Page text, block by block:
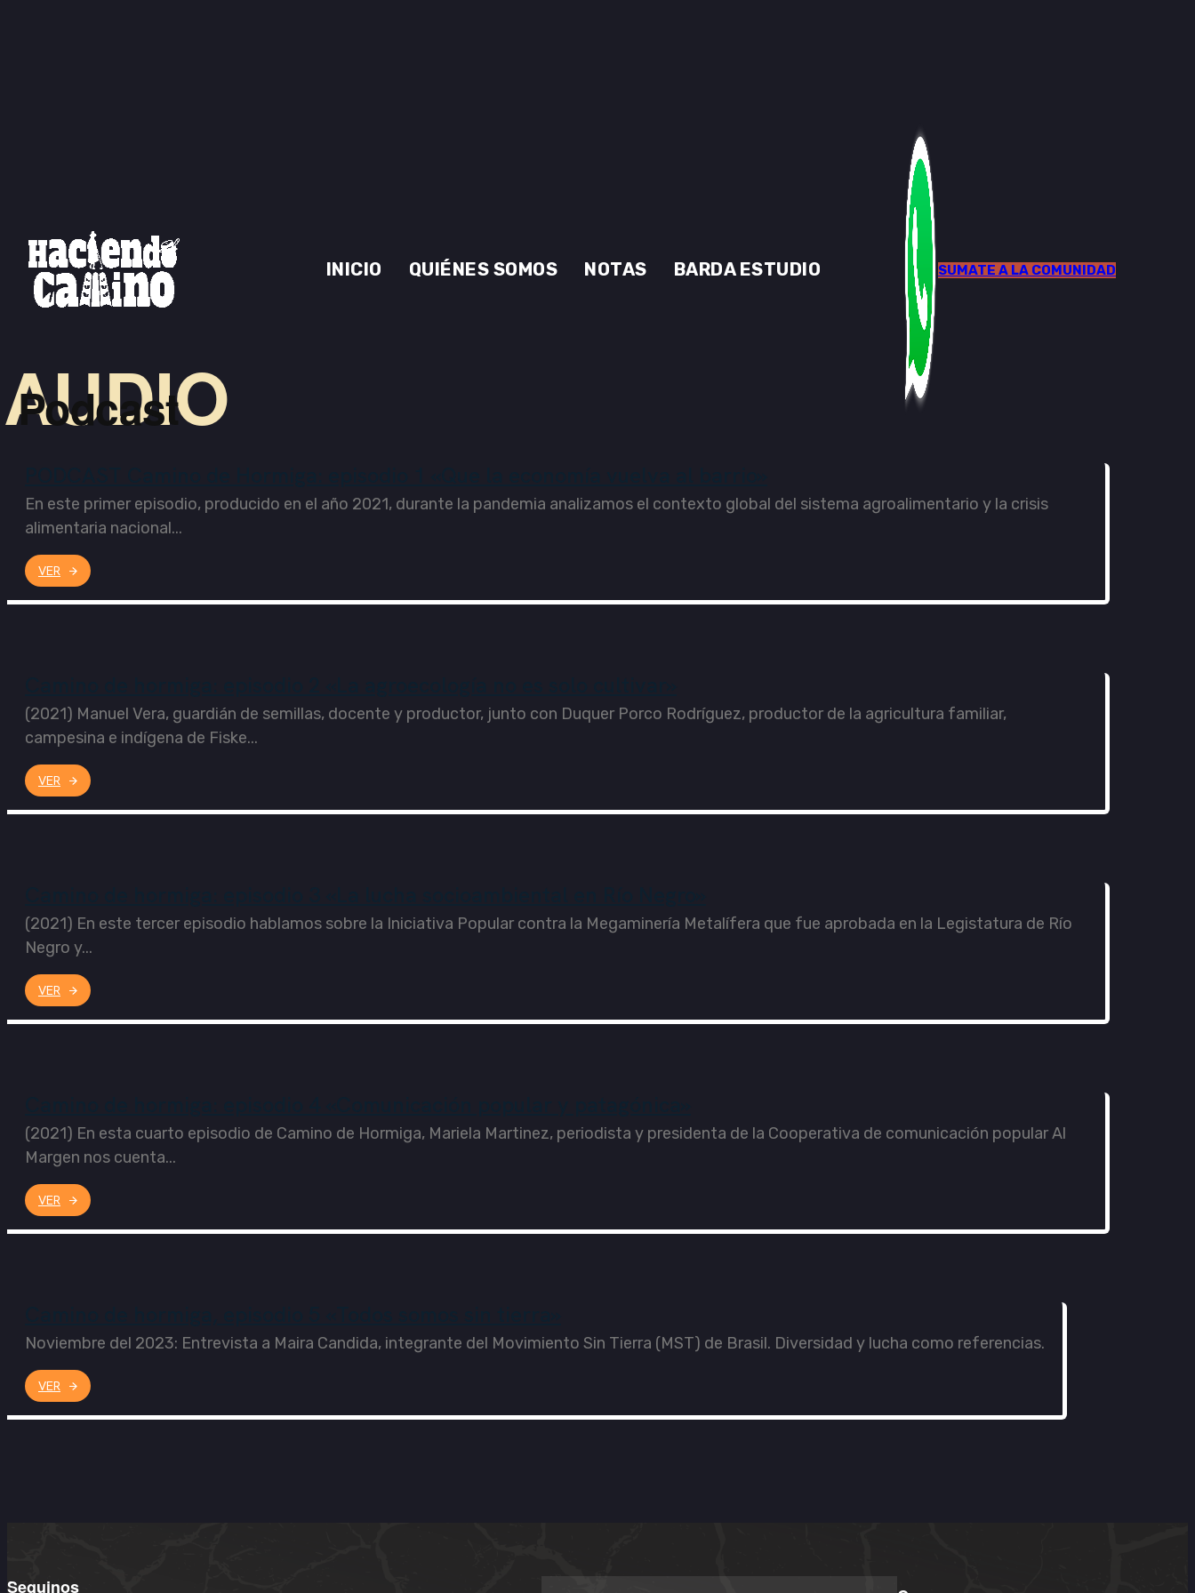
INICIO QUIÉNES SOMOS NOTAS BARDA ESTUDIO SUMATE A LA COMUNIDAD
Podcast
AUDIO
En este primer episodio, producido en el año 2021, durante la pandemia analizamos el contexto global del sistema agroalimentario y la crisis
alimentaria nacional...
VER
(2021) Manuel Vera, guardián de semillas, docente y productor, junto con Duquer Porco Rodríguez, productor de la agricultura familiar,
campesina e indígena de Fiske...
VER
(2021) En este tercer episodio hablamos sobre la Iniciativa Popular contra la Megaminería Metalífera que fue aprobada en la Legistatura de Río
Negro y...
VER
(2021) En esta cuarto episodio de Camino de Hormiga, Mariela Martinez, periodista y presidenta de la Cooperativa de comunicación popular Al
Margen nos cuenta...
VER
Noviembre del 2023: Entrevista a Maira Candida, integrante del Movimiento Sin Tierra (MST) de Brasil. Diversidad y lucha como referencias.
VER
Seguinos